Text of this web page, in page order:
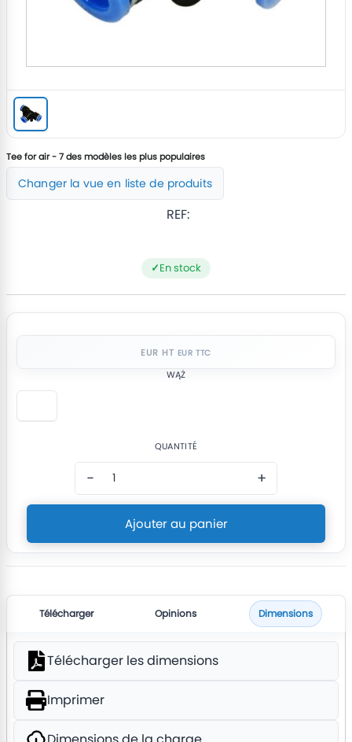
Tee for air - 7 des modèles les plus populaires
Changer la vue en liste de produits
REF:
En stock
EUR HT
WĄŻ
QUANTITÉ
− +
Ajouter au panier
Télécharger Opinions Dimensions
Télécharger les dimensions
Imprimer